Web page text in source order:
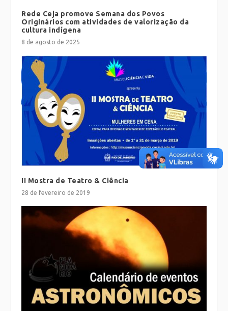
Rede Ceja promove Semana dos Povos
Originários com atividades de valorização da
cultura indígena
8 de agosto de 2025
II Mostra de Teatro & Ciência
28 de fevereiro de 2019